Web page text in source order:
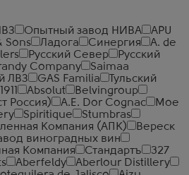
Опытный завод НИВА
APU
Sons Ладога Синергия
A. de
Русский Север
Русский
Company
Saimaa
ЛВЗ GAS Familia
Тульский
Absolut
Belvingroup
Россия)
A.E. Dor Cognac
Moe
Spiritique
Stumbras
Компания (АПК)
Вереск
виноградных вин
Компания
Стандартъ
327
Aberfeldy
Aberlour Distillery